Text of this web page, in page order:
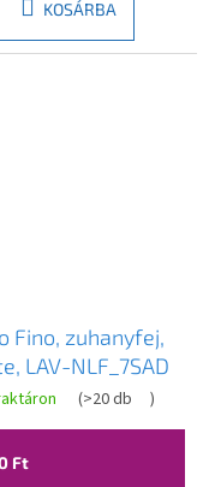
KOSÁRBA
Fino, zuhanyfej,
LAV-NLF_7SAD
(>20 db )
Ft